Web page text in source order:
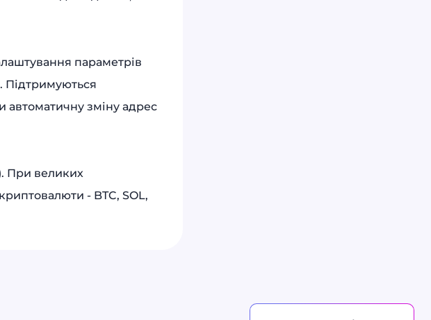
параметрів
Підтримуються
автоматичну зміну адрес
При великих
- BTC, SOL,